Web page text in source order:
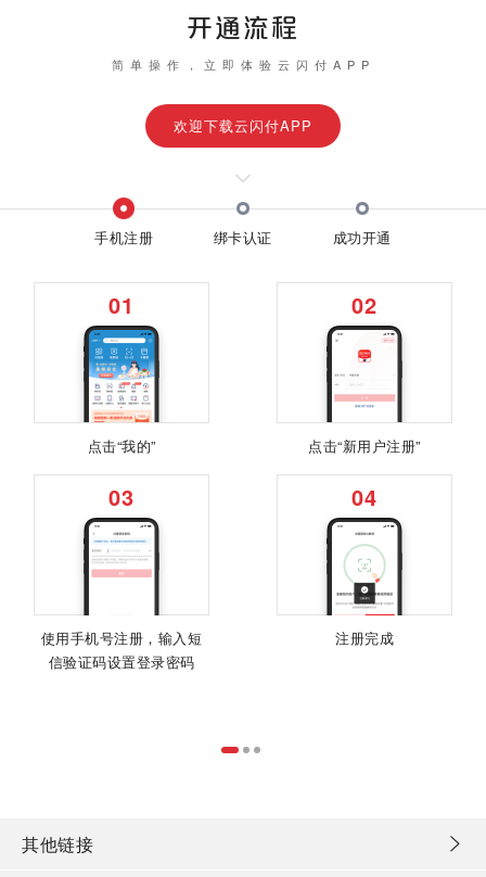
开通流程
简单操作，立即体验云闪付APP
欢迎下载云闪付APP
手机注册 绑卡认证 成功开通
01
点击“我的”
02
点击“新用户注册”
03
使用手机号注册，输入短
信验证码设置登录密码
04
注册完成
其他链接